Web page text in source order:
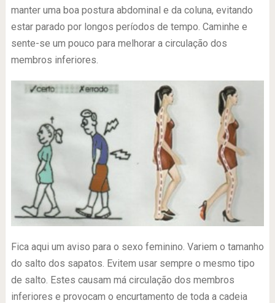
manter uma boa postura abdominal e da coluna, evitando
estar parado por longos períodos de tempo. Caminhe e
sente-se um pouco para melhorar a circulação dos
membros inferiores.
Fica aqui um aviso para o sexo feminino. Variem o tamanho
do salto dos sapatos. Evitem usar sempre o mesmo tipo
de salto. Estes causam má circulação dos membros
inferiores e provocam o encurtamento de toda a cadeia